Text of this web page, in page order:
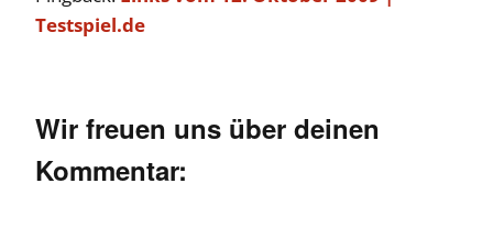
Testspiel.de
Wir freuen uns über deinen
Kommentar: